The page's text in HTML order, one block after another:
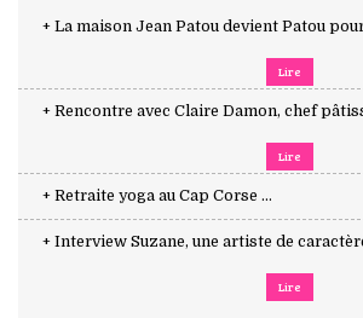
+ La maison Jean Patou devient Patou
Lire
+ Rencontre avec Claire Damon, chef
Lire
+ Retraite yoga au Cap Corse ...
+ Interview Suzane, une artiste de
Lire